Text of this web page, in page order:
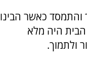
כאשר הבינו
היה מלא
ולתמוך.